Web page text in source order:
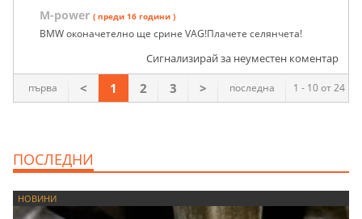
M-power ( преди 16 години )
BMW оконачетелно ще срине VAG!Плачете селянчета!
Сигнализирай за неуместен коментар
1 - 10 от 24
първа < 1 2 3 > последна
ПОСЛЕДНИ
НОВИНИ